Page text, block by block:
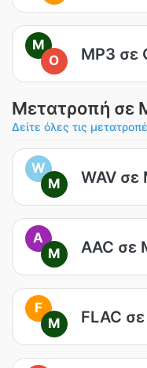
M
O
MP3 σε
Μετατροπή σε
Δείτε όλες τις
W
M
WAV σε
A
M
AAC σε
F
M
FLAC